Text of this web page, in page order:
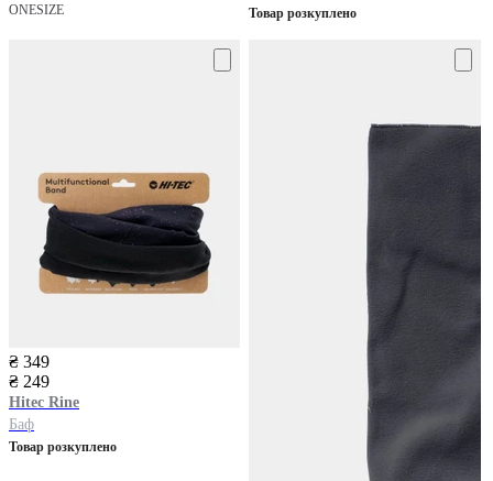
ONESIZE Товар розкуплено
₴ 349
₴ 249
Hitec Rine
Баф
Товар розкуплено